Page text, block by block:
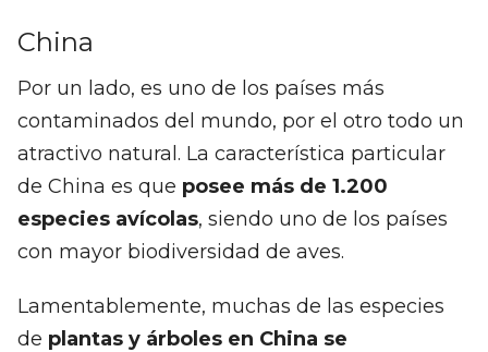
China
Por un lado, es uno de los países más
contaminados del mundo, por el otro todo un
atractivo natural. La característica particular
de China es que posee más de 1.200
especies avícolas, siendo uno de los países
con mayor biodiversidad de aves.
Lamentablemente, muchas de las especies
de plantas y árboles en China se